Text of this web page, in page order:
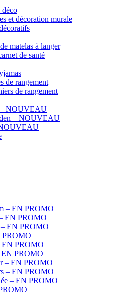
déco
et décoration murale
matelas à langer
de santé
de rangement
de rangement
– NOUVEAU
– NOUVEAU
– EN PROMO
EN PROMO
EN PROMO
PROMO
EN PROMO
PROMO
– EN PROMO
– EN PROMO
– EN PROMO